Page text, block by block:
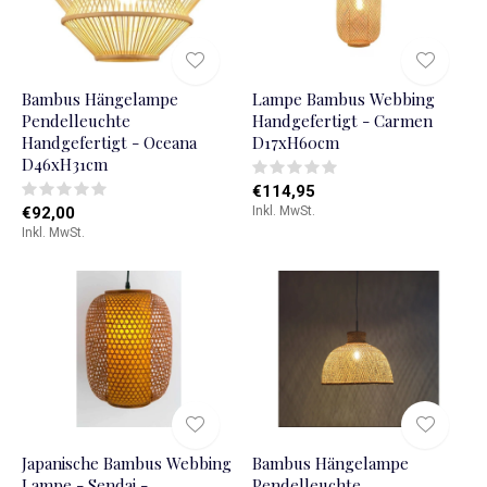
Bambus Hängelampe
Pendelleuchte
Handgefertigt - Oceana
D46xH31cm
€92,00
Inkl. MwSt.
Lampe Bambus Webbing
Handgefertigt - Carmen
D17xH60cm
€114,95
Inkl. MwSt.
Japanische Bambus Webbing
Bambus Hängelampe